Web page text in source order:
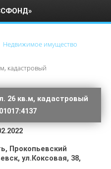
Недвижимое имущество
кадастровый
26 кв.м, кадастровый
Прокопьевский
ул.Коксовая, 38,